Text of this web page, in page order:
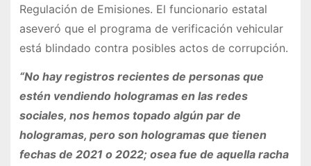
Regulación de Emisiones. El funcionario estatal
aseveró que el programa de verificación vehicular
está blindado contra posibles actos de corrupción.
“No hay registros recientes de personas que
estén vendiendo hologramas en las redes
sociales, nos hemos topado algún par de
hologramas, pero son hologramas que tienen
fechas de 2021 o 2022; osea fue de aquella racha